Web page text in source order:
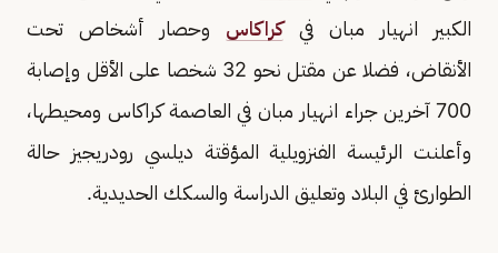
الكبير انهيار مبان فيكراكاس وحصار أشخاص تحت
الأنقاض، فضلا عن مقتل نحو 32 ​شخصا على الأقل وإصابة
700 آخرين جراء انهيار مبان ‌في العاصمة كراكاس ومحيطها،
وأعلنت الرئيسة الفنزويلية المؤقتة ديلسي رودريجيز حالة
الطوارئ في البلاد وتعليق الدراسة والسكك الحديدية.